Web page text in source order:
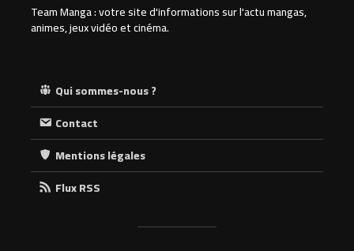
Team Manga : votre site d'informations sur l'actu mangas,
animes, jeux vidéo et cinéma.
Qui sommes-nous ?
Contact
Mentions légales
Flux RSS